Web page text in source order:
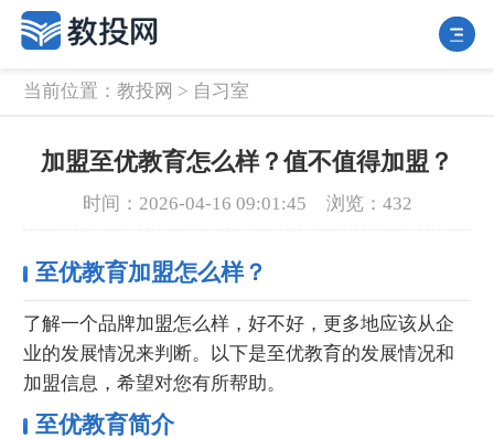
当前位置： 教投网 > 自习室
加盟至优教育怎么样？值不值得加盟？
时间：2026-04-16 09:01:45 浏览：432
至优教育加盟怎么样？
了解一个品牌加盟怎么样，好不好，更多地应该从企
业的发展情况来判断。以下是至优教育的发展情况和
加盟信息，希望对您有所帮助。
至优教育简介